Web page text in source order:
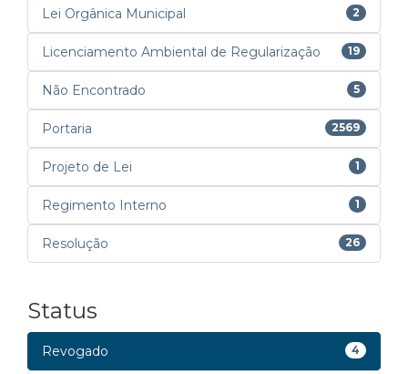
Lei Orgânica Municipal 2
Licenciamento Ambiental de Regularização 19
Não Encontrado 5
Portaria 2569
Projeto de Lei 1
Regimento Interno 1
Resolução 26
Status
Revogado 4